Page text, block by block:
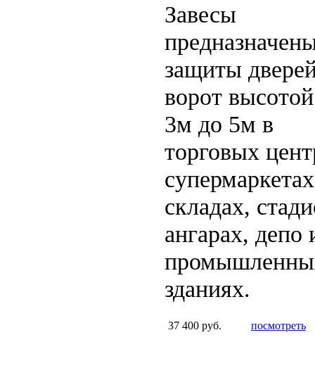
Завесы
защиты
ворот
3м до 5м в
торговых
складах,
ангарах, депо
зданиях.
37 400 руб. посмотреть